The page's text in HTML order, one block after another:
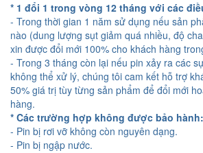
* 1 đổi 1 trong vòng 12 tháng với các
- Trong thời gian 1 năm sử dụng nếu sản
nào (dung lượng sụt giảm quá nhiều, độ
xin được đổi mới 100% cho khách hàng
- Trong 3 tháng còn lại nếu pin xảy ra các
không thể xử lý, chúng tôi cam kết hỗ trợ
50% giá trị tùy từng sản phẩm để đổi mới
hàng.
* Các trường hợp không được bảo hành:
- Pin bị rơi vỡ không còn nguyên dạng.
- Pin bị ngập nước.